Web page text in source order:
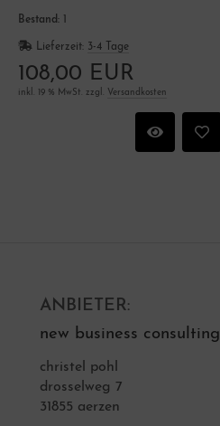
Bestand:
Lieferzeit: 3-4 Tage
108,00 EUR
inkl. 19 % MwSt. zzgl. Versandkosten
ANBIETER:
new business consulting
christel pohl
drosselweg 7
31855 aerzen